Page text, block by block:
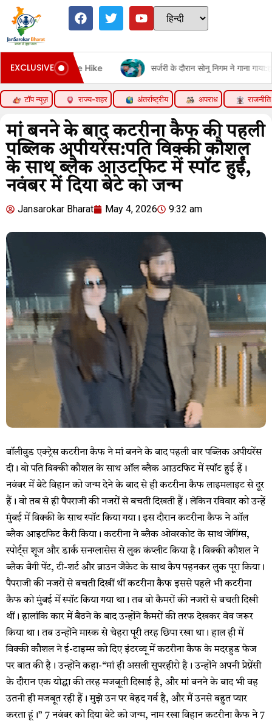
EXCLUSIVE
Price Hike सर्जरी के दौरान सोनू निगम ने गाना गाया:हॉस्पिटल बेड से
टॉप न्यूज़ राज्य-शहर अंतर्राष्ट्रीय अपराध राजनीति
मां बनने के बाद कटरीना कैफ की पहली
पब्लिक अपीयरेंस:पति विक्की कौशल
के साथ ब्लैक आउटफिट में स्पॉट हुईं,
नवंबर में दिया बेटे को जन्म
Jansarokar Bharat May 4, 2026 9:32 am
बॉलीवुड एक्ट्रेस कटरीना कैफ ने मां बनने के बाद पहली बार पब्लिक अपीयरेंस
दी। वो पति विक्की कौशल के साथ ऑल ब्लैक आउटफिट में स्पॉट हुई हैं।
नवंबर में बेटे विहान को जन्म देने के बाद से ही कटरीना कैफ लाइमलाइट से दूर
हैं। वो तब से ही पैपराजी की नजरों से बचती दिखती हैं। लेकिन रविवार को उन्हें
मुंबई में विक्की के साथ स्पॉट किया गया। इस दौरान कटरीना कैफ ने ऑल
ब्लैक आइटफिट कैरी किया। कटरीना ने ब्लैक ओवरकोट के साथ जेगिंग्स,
स्पोर्ट्स शूज और डार्क सनग्लासेस से लुक कंप्लीट किया है। विक्की कौशल ने
ब्लैक बैगी पेंट, टी-शर्ट और ब्राउन जैकेट के साथ कैप पहनकर लुक पूरा किया।
पैपराजी की नजरों से बचती दिखीं थीं कटरीना कैफ इससे पहले भी कटरीना
कैफ को मुंबई में स्पॉट किया गया था। तब वो कैमरों की नजरों से बचती दिखी
थीं। हालांकि कार में बैठने के बाद उन्होंने कैमरों की तरफ देखकर वेव जरूर
किया था। तब उन्होंने मास्क से चेहरा पूरी तरह छिपा रखा था। हाल ही में
विक्की कौशल ने ई-टाइम्स को दिए इंटरव्यू में कटरीना कैफ के मदरहुड फेज
पर बात की है। उन्होंने कहा-“मां ही असली सुपरहीरो है। उन्होंने अपनी प्रेग्नेंसी
के दौरान एक योद्धा की तरह मजबूती दिखाई है, और मां बनने के बाद भी वह
उतनी ही मजबूत रही हैं। मुझे उन पर बेहद गर्व है, और मैं उनसे बहुत प्यार
करता हूं।” 7 नवंबर को दिया बेटे को जन्म, नाम रखा विहान कटरीना कैफ ने 7